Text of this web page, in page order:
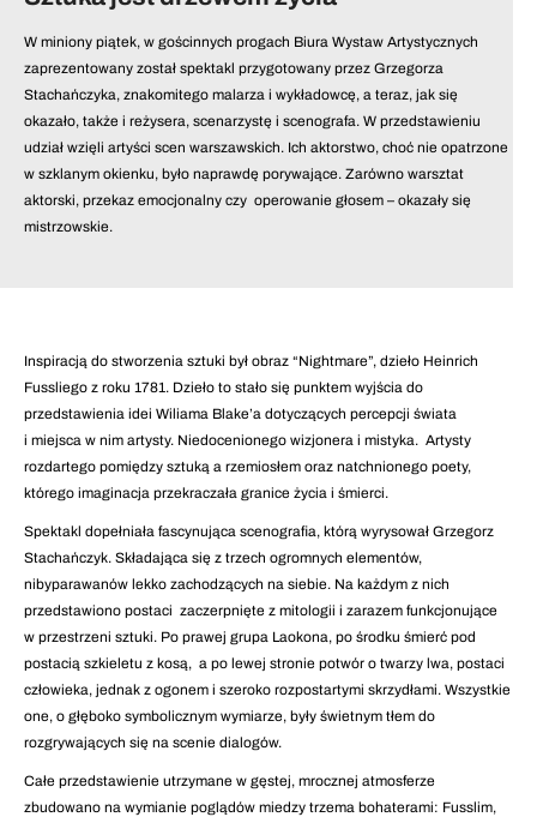
W miniony piątek, w gościnnych progach Biura Wystaw Artystycznych
zaprezentowany został spektakl przygotowany przez Grzegorza
Stachańczyka, znakomitego malarza i wykładowcę, a teraz, jak się
okazało, także i reżysera, scenarzystę i scenografa. W przedstawieniu
udział wzięli artyści scen warszawskich. Ich aktorstwo, choć nie opatrzone
w szklanym okienku, było naprawdę porywające. Zarówno warsztat
aktorski, przekaz emocjonalny czy operowanie głosem – okazały się
mistrzowskie.
Inspiracją do stworzenia sztuki był obraz “Nightmare”, dzieło Heinrich
Fussliego z roku 1781. Dzieło to stało się punktem wyjścia do
przedstawienia idei Wiliama Blake’a dotyczących percepcji świata
i miejsca w nim artysty. Niedocenionego wizjonera i mistyka. Artysty
rozdartego pomiędzy sztuką a rzemiosłem oraz natchnionego poety,
którego imaginacja przekraczała granice życia i śmierci.
Spektakl dopełniała fascynująca scenografia, którą wyrysował Grzegorz
Stachańczyk. Składająca się z trzech ogromnych elementów,
nibyparawanów lekko zachodzących na siebie. Na każdym z nich
przedstawiono postaci zaczerpnięte z mitologii i zarazem funkcjonujące
w przestrzeni sztuki. Po prawej grupa Laokona, po środku śmierć pod
postacią szkieletu z kosą, a po lewej stronie potwór o twarzy lwa, postaci
człowieka, jednak z ogonem i szeroko rozpostartymi skrzydłami. Wszystkie
one, o głęboko symbolicznym wymiarze, były świetnym tłem do
rozgrywających się na scenie dialogów.
Całe przedstawienie utrzymane w gęstej, mrocznej atmosferze
zbudowano na wymianie poglądów miedzy trzema bohaterami: Fusslim,